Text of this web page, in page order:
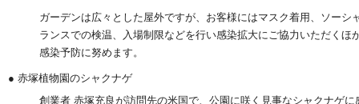
ガーデンは広々とした屋外ですが、お客様にはマスク着用、ソーシ
ランスでの検温、入場制限などを行い感染拡大にご協力いただくほ
感染予防に努めます。
● 赤塚植物園のシャクナゲ
創業者 赤塚充良が訪問先の米国で、公園に咲く見事なシャクナゲ